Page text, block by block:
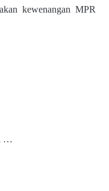
kewenangan MPR
…